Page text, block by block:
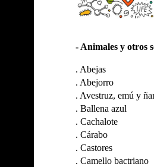
- Animales y otros
. Abejas
. Abejorro
. Avestruz, emú y
. Ballena azul
. Cachalote
. Cárabo
. Castores
. Camello bactriano